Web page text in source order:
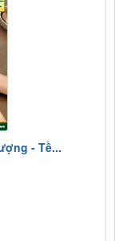
- Tề...